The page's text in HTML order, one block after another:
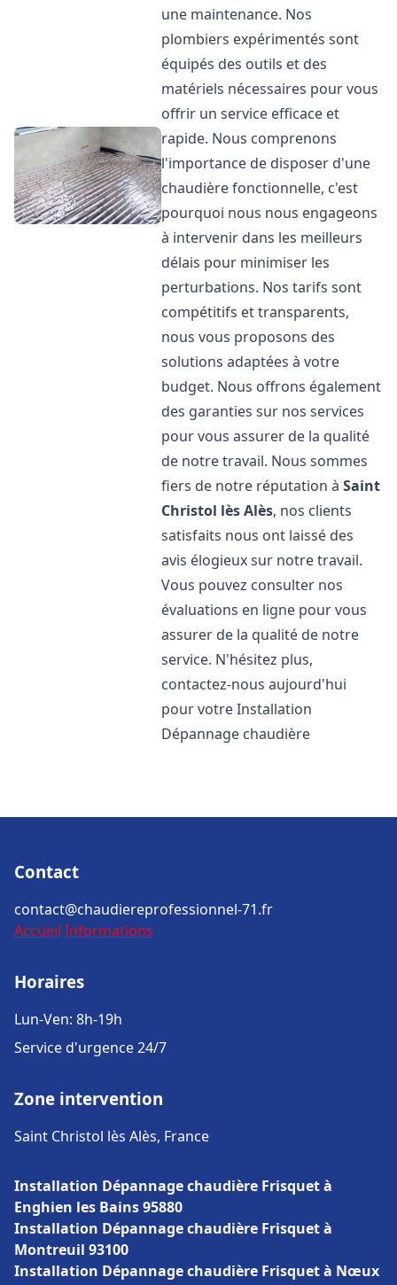
une maintenance. Nos
plombiers expérimentés sont
équipés des outils et des
matériels nécessaires pour vous
offrir un service efficace et
rapide. Nous comprenons
l'importance de disposer d'une
chaudière fonctionnelle, c'est
pourquoi nous nous engageons
à intervenir dans les meilleurs
délais pour minimiser les
perturbations. Nos tarifs sont
compétitifs et transparents,
nous vous proposons des
solutions adaptées à votre
budget. Nous offrons également
des garanties sur nos services
pour vous assurer de la qualité
de notre travail. Nous sommes
fiers de notre réputation àSaint
Christol lès Alès, nos clients
satisfaits nous ont laissé des
avis élogieux sur notre travail.
Vous pouvez consulter nos
évaluations en ligne pour vous
assurer de la qualité de notre
service. N'hésitez plus,
contactez-nous aujourd'hui
pour votre Installation
Dépannage chaudière
Contact
contact@chaudiereprofessionnel-71.fr
Accueil Informations
Horaires
Lun-Ven: 8h-19h
Service d'urgence 24/7
Zone intervention
Saint Christol lès Alès, France
Installation Dépannage chaudière Frisquet à
Enghien les Bains 95880
Installation Dépannage chaudière Frisquet à
Montreuil 93100
Installation Dépannage chaudière Frisquet à Nœux